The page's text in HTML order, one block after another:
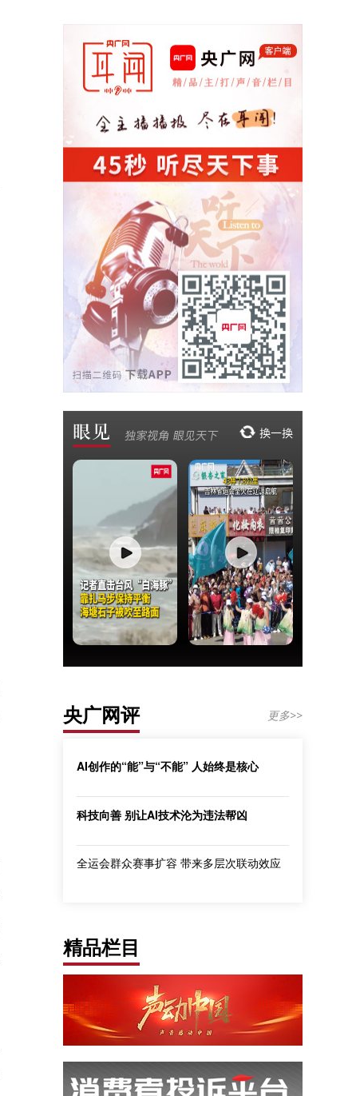
央广网评 更多>>
AI创作的“能”与“不能” 人始终是核心
科技向善 别让AI技术沦为违法帮凶
全运会群众赛事扩容 带来多层次联动效应
精品栏目